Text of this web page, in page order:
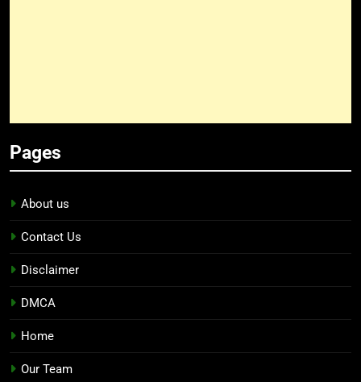
Pages
About us
Contact Us
Disclaimer
DMCA
Home
Our Team